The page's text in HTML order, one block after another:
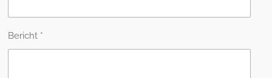
Bericht *